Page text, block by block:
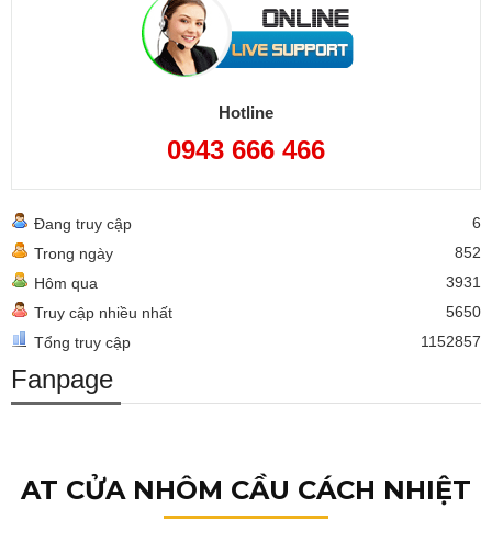
Hotline
0943 666 466
Đang truy cập
6
Trong ngày
852
Hôm qua
3931
Truy cập nhiều nhất
5650
Tổng truy cập
1152857
Fanpage
AT CỬA NHÔM CẦU CÁCH NHIỆT